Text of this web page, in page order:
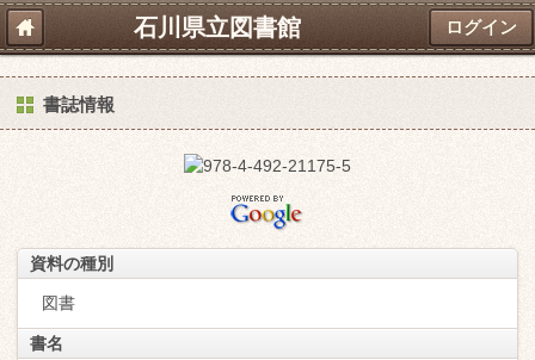
石川県立図書館 ログイン
書誌情報
資料の種別
図書
書名